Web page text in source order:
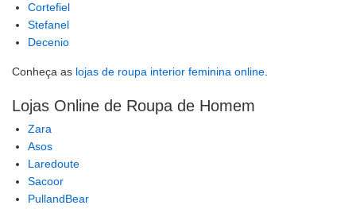
Cortefiel
Stefanel
Decenio
Conheça as lojas de roupa interior feminina online
Lojas Online de Roupa de Homem
Zara
Asos
Laredoute
Sacoor
PullandBear